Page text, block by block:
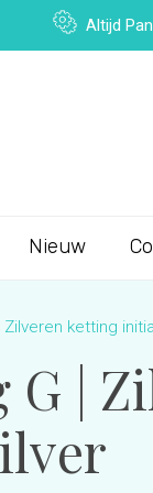
Altijd
Nieuw
ketting
|